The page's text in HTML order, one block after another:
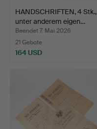
HANDSCHRIFTEN, 4 Stk.,
unter anderem eigen…
Beendet 7. Mai 2026
21 Gebote
164 USD